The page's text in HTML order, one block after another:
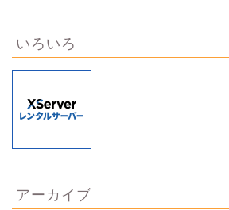
いろいろ
アーカイブ